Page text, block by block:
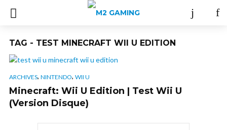
TAG - TEST MINECRAFT WII U EDITION
ARCHIVES, NINTENDO, WII U
Minecraft: Wii U Edition | Test Wii U
(Version Disque)